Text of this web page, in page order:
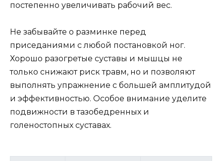
постепенно увеличивать рабочий вес.
Не забывайте о разминке перед
приседаниями с любой постановкой ног.
Хорошо разогретые суставы и мышцы не
только снижают риск травм, но и позволяют
выполнять упражнение с большей амплитудой
и эффективностью. Особое внимание уделите
подвижности в тазобедренных и
голеностопных суставах.